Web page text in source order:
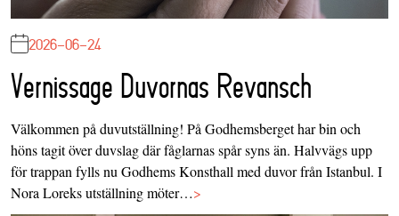
2026-06-24
Vernissage Duvornas Revansch
Välkommen på duvutställning! På Godhemsberget har bin och
höns tagit över duvslag där fåglarnas spår syns än. Halvvägs upp
för trappan fylls nu Godhems Konsthall med duvor från Istanbul. I
Nora Loreks utställning möter…>